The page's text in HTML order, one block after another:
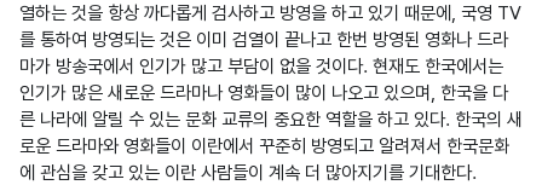
열하는 것을 항상 까다롭게 검사하고 방영을 하고 있기 때문에, 국영 TV
를 통하여 방영되는 것은 이미 검열이 끝나고 한번 방영된 영화나 드라
마가 방송국에서 인기가 많고 부담이 없을 것이다. 현재도 한국에서는
인기가 많은 새로운 드라마나 영화들이 많이 나오고 있으며, 한국을 다
른 나라에 알릴 수 있는 문화 교류의 중요한 역할을 하고 있다. 한국의 새
로운 드라마와 영화들이 이란에서 꾸준히 방영되고 알려져서 한국문화
에 관심을 갖고 있는 이란 사람들이 계속 더 많아지기를 기대한다.